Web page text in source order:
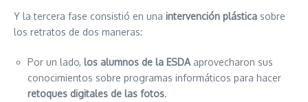
Y la tercera fase consistió en una intervención plástica sobre
los retratos de dos maneras:
Por un lado, los alumnos de la ESDA aprovecharon sus
conocimientos sobre programas informáticos para hacer
retoques digitales de las fotos.